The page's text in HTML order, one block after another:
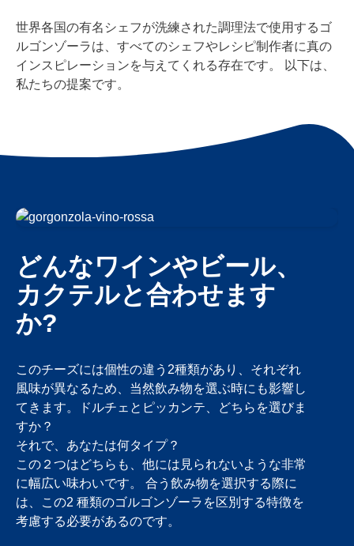
世界各国の有名シェフが洗練された調理法で使用するゴ
ルゴンゾーラは、すべてのシェフやレシピ制作者に真の
インスピレーションを与えてくれる存在です。 以下は、
私たちの提案です。
どんなワインやビール、
カクテルと合わせます
か?
このチーズには個性の違う2種類があり、それぞれ
風味が異なるため、当然飲み物を選ぶ時にも影響し
てきます。ドルチェとピッカンテ、どちらを選びま
すか？
それで、あなたは何タイプ？
この２つはどちらも、他には見られないような非常
に幅広い味わいです。 合う飲み物を選択する際に
は、この2 種類のゴルゴンゾーラを区別する特徴を
考慮する必要があるのです。
ドルチェ or ピッカン
テ？
ゴルゴンゾーラ・ドルチェとピッカンテの主な違い
ドルチェがマイルドなのに対し、ゴルゴンゾーラ・
ピッカンテはより濃厚でスパイシーな味わいです。
どちらのゴルゴンゾーラも個性的な味わいを楽し
め、好みに合わせていろいろなレシピに使用できま
す。